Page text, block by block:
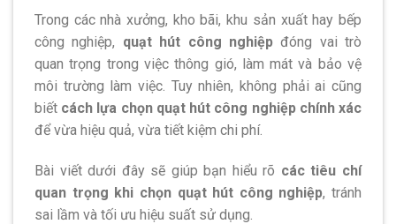
Trong các nhà xưởng, kho bãi, khu sản xuất hay bếp
công nghiệp, quạt hút công nghiệpđóng vai trò
quan trọng trong việc thông gió, làm mát và bảo vệ
môi trường làm việc. Tuy nhiên, không phải ai cũng
biết cách lựa chọn quạt hút công nghiệp chính xác
để vừa hiệu quả, vừa tiết kiệm chi phí.
Bài viết dưới đây sẽ giúp bạn hiểu rõ các tiêu chí
quan trọng khi chọn quạt hút công nghiệp, tránh
sai lầm và tối ưu hiệu suất sử dụng.